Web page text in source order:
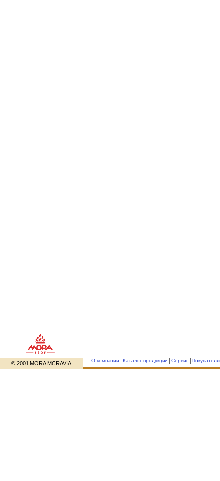
© 2001 MORA MORAVIA О компании Каталог продукции Сервис